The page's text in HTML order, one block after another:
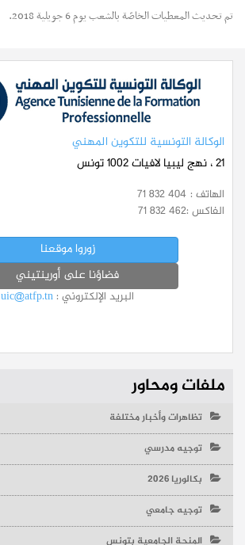
تم تحديث المعطيات الخاصّة بالشعب يوم 6 جويلية 2018.
الوكالة التونسية للتكوين المهني
21 ، نهج ليبيا لافيات 1002 تونس
الهاتف : 71 832 404
الفاكس :71 832 462
زوروا موقعنا
فضاؤنا على أورينتيني
البريد الإلكتروني : uic@atfp.tn
ملفات ومحاور
تظاهرات وأخبار مختلفة
توجيه مدرسي
بكالوريا 2026
توجيه جامعي